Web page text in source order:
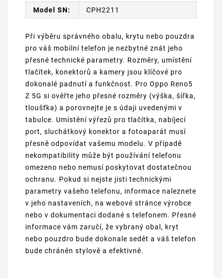
Model SN: CPH2211
Při výběru správného obalu, krytu nebo pouzdra
pro váš mobilní telefon je nezbytné znát jeho
přesné technické parametry. Rozměry, umístění
tlačítek, konektorů a kamery jsou klíčové pro
dokonalé padnutí a funkčnost. Pro Oppo Reno5
Z 5G si ověřte jeho přesné rozměry (výška, šířka,
tloušťka) a porovnejte je s údaji uvedenými v
tabulce. Umístění výřezů pro tlačítka, nabíjecí
port, sluchátkový konektor a fotoaparát musí
přesně odpovídat vašemu modelu. V případě
nekompatibility může být používání telefonu
omezeno nebo nemusí poskytovat dostatečnou
ochranu. Pokud si nejste jisti technickými
parametry vašeho telefonu, informace naleznete
v jeho nastaveních, na webové stránce výrobce
nebo v dokumentaci dodané s telefonem. Přesné
informace vám zaručí, že vybraný obal, kryt
nebo pouzdro bude dokonale sedět a váš telefon
bude chráněn stylově a efektivně.